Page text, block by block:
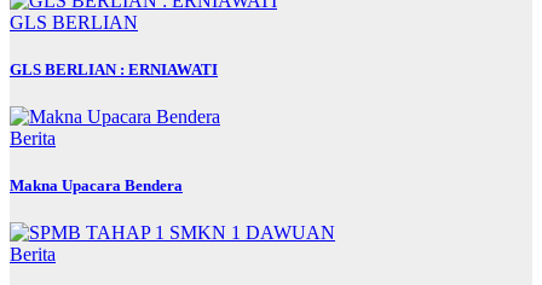
GLS BERLIAN
GLS BERLIAN : ERNIAWATI
Berita
Makna Upacara Bendera
Berita